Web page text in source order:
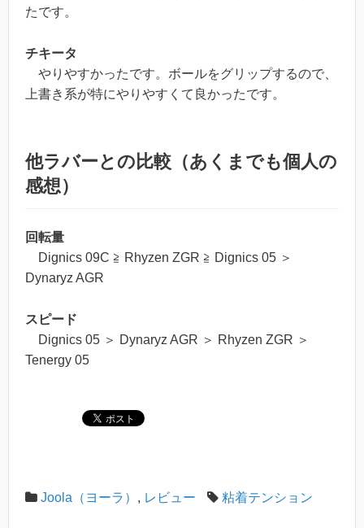
たです。
チキータ
やりやすかったです。ボールをグリップするので、
上書き系が特にやりやすくて良かったです。
他ラバーとの比較（あくまでも個人の
感想）
回転量
Dignics 09C ≧ Rhyzen ZGR ≧ Dignics 05 ＞
Dynaryz AGR
スピード
Dignics 05 ＞ Dynaryz AGR ＞ Rhyzen ZGR ＞
Tenergy 05
Joola（ヨーラ） , レビュー 粘着テンション